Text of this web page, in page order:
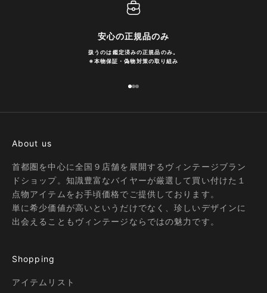
安心の正規品のみ
扱うのは鑑定済みの正規品のみ。
※本物保証・偽物対策の取り組み
I18n Error: Missing interpolation
I18n Error: Missing interpolation
I18n Error: Missing interpolation
About us
首都圏を中心に全国９店舗を展開するヴィンテージブラン
ドショップ。知識豊富なバイヤーが厳選して買い付けた１
点物アイテムをお手頃価格でご提供しております。
単に希少価値が高いというだけでなく、珍しいデザインに
出会えることもヴィンテージならではの魅力です。
Shopping
アイテムリスト